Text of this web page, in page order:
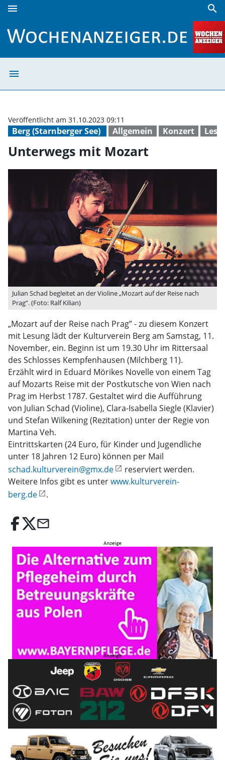
menu search
menu
Berg (Starnberger See) Allgemein Konzert
Veröffentlicht am 31.10.2023 09:11
Unterwegs mit Mozart
Julian Schad begleitet an der Violine „Mozart auf der Reise nach
Prag”. (Foto: Ralf Kilian)
„Mozart auf der Reise nach Prag” - zu diesem Konzert
mit Lesung lädt der Kulturverein Berg am Samstag, 11.
November, ein. Beginn ist um 19.30 Uhr im Rittersaal
des Schlosses Kempfenhausen (Milchberg 11).
Erzählt wird in Eduard Mörikes Novelle von einem Tag
auf Mozarts Reise mit der Postkutsche von Wien nach
Prag im Herbst 1787. Gestaltet wird die Aufführung
von Julian Schad (Violine), Clara-Isabella Siegle (Klavier)
und Stefan Wilkening (Rezitation) unter der Regie von
Martina Veh.
Eintrittskarten (24 Euro, für Kinder und Jugendliche
unter 18 Jahren 12 Euro) können per Mail
schad.kulturverein@gmx.de
reserviert werden.
Weitere Infos gibt es unterwww.kulturverein-
berg.de
.
email